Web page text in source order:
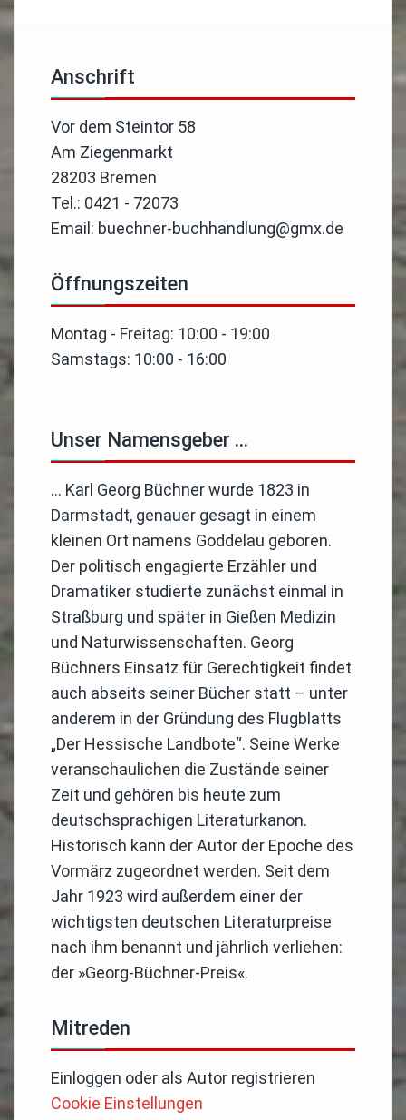
Anschrift
Vor dem Steintor 58
Am Ziegenmarkt
28203 Bremen
Tel.: 0421 - 72073
Email: buechner-buchhandlung@gmx.de
Öffnungszeiten
Montag - Freitag: 10:00 - 19:00
Samstags: 10:00 - 16:00
Unser Namensgeber …
… Karl Georg Büchner wurde 1823 in
Darmstadt, genauer gesagt in einem
kleinen Ort namens Goddelau geboren.
Der politisch engagierte Erzähler und
Dramatiker studierte zunächst einmal in
Straßburg und später in Gießen Medizin
und Naturwissenschaften. Georg
Büchners Einsatz für Gerechtigkeit findet
auch abseits seiner Bücher statt – unter
anderem in der Gründung des Flugblatts
„Der Hessische Landbote“. Seine Werke
veranschaulichen die Zustände seiner
Zeit und gehören bis heute zum
deutschsprachigen Literaturkanon.
Historisch kann der Autor der Epoche des
Vormärz zugeordnet werden. Seit dem
Jahr 1923 wird außerdem einer der
wichtigsten deutschen Literaturpreise
nach ihm benannt und jährlich verliehen:
der »Georg-Büchner-Preis«.
Mitreden
Einloggen oder als Autor registrieren
Cookie Einstellungen